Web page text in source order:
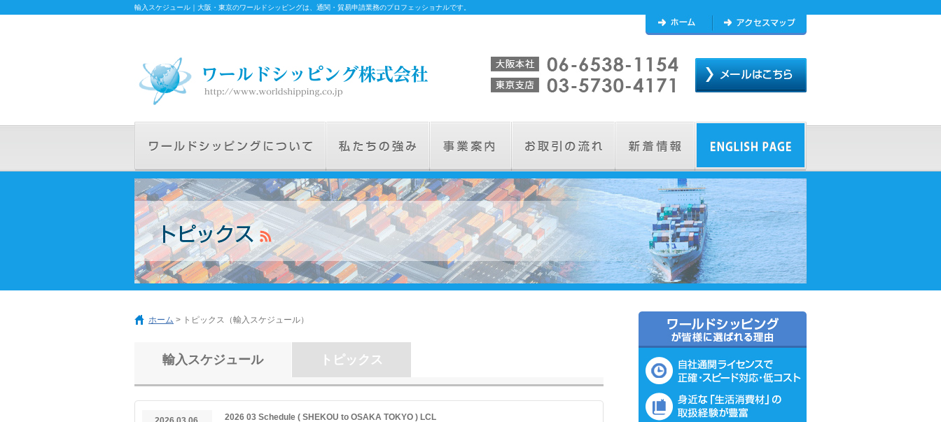
輸入スケジュール｜大阪・東京のワールドシッピングは、通関・貿易申請業務のプロフェッショナルです。
ホーム > トピックス（輸入スケジュール）
輸入スケジュール トピックス
2026 03 Schedule ( SHEKOU to OSAKA TOKYO ) LCL